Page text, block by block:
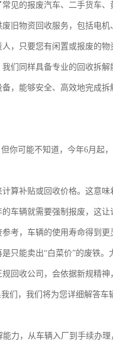
见的报废汽车、二手货车
旧物资回收服务，包括电
，只要您有闲置或报废的物
们同样具备专业的回收拆
，能够安全、高效地完成
你可能不知道，今年6月起
算补贴或回收价格。这意
车辆就需要强制报废，这
考，车辆的使用寿命得到更
只能卖出“白菜价”的废铁
回收公司，会依据新规精
们，我们将为您详细解答车
力，从车辆入厂到手续办